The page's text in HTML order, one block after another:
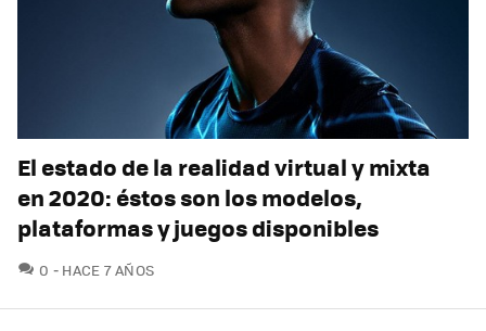
El estado de la realidad virtual y mixta
en 2020: éstos son los modelos,
plataformas y juegos disponibles
0 COMENTARIOS
HACE 7 AÑOS